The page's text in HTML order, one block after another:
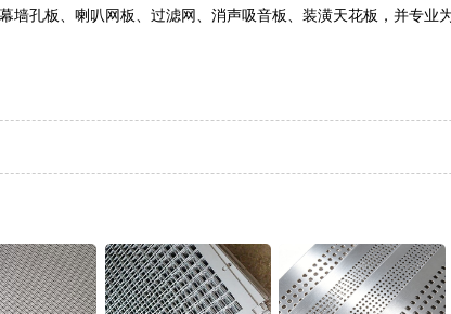
墙孔板、喇叭网板、过滤网、消声吸音板、装潢天花板，并专业